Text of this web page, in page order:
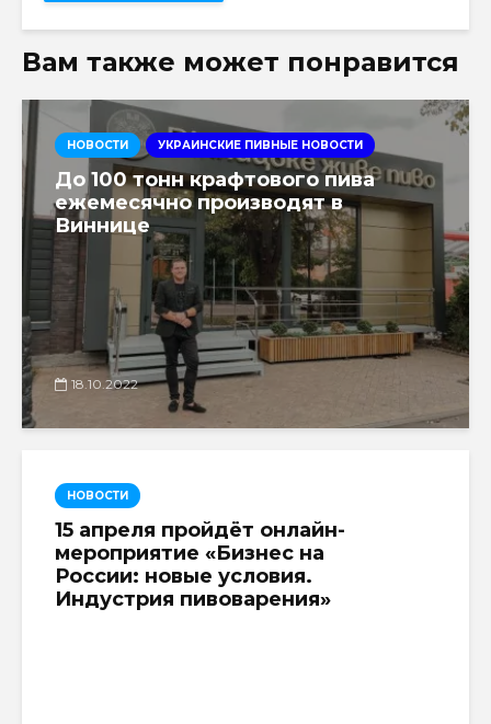
Вам также может понравится
НОВОСТИ УКРАИНСКИЕ ПИВНЫЕ НОВОСТИ
До 100 тонн крафтового пива
ежемесячно производят в
Виннице
18.10.2022
НОВОСТИ
15 апреля пройдёт онлайн-
мероприятие «Бизнес на
России: новые условия.
Индустрия пивоварения»